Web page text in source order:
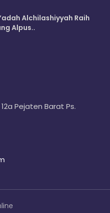
Alchilashiyyah Raih
Alpus..
Pejaten Barat Ps.